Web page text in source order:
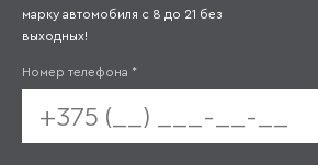
марку автомобиля с 8 до 21 без
выходных!
Номер телефона *